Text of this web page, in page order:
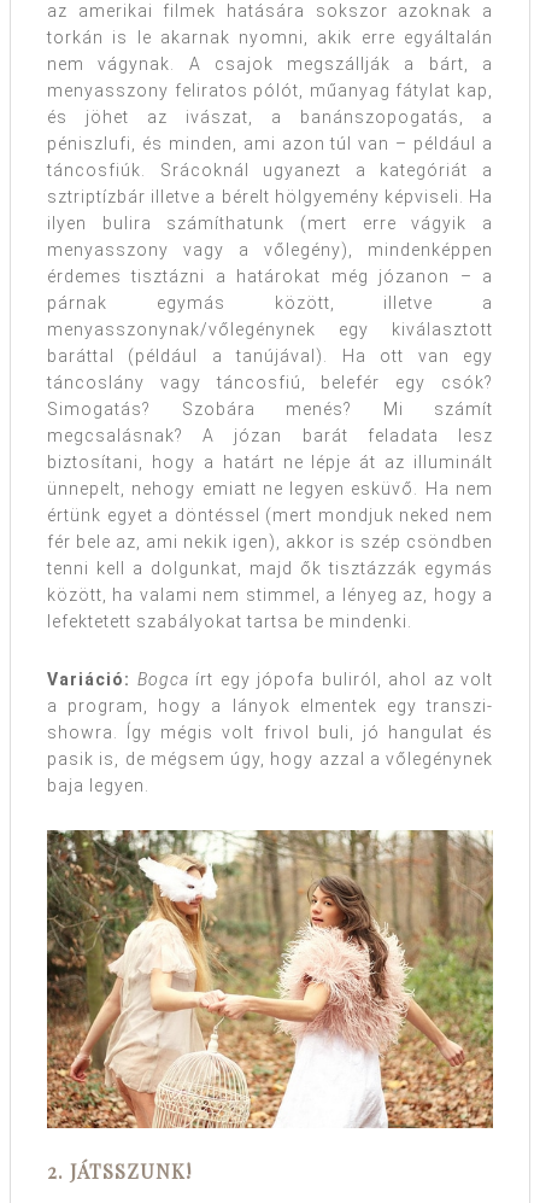
az amerikai filmek hatására sokszor azoknak a
torkán is le akarnak nyomni, akik erre egyáltalán
nem vágynak. A csajok megszállják a bárt, a
menyasszony feliratos pólót, műanyag fátylat kap,
és jöhet az ivászat, a banánszopogatás, a
péniszlufi, és minden, ami azon túl van – például a
táncosfiúk. Srácoknál ugyanezt a kategóriát a
sztriptízbár illetve a bérelt hölgyemény képviseli. Ha
ilyen bulira számíthatunk (mert erre vágyik a
menyasszony vagy a vőlegény), mindenképpen
érdemes tisztázni a határokat még józanon – a
párnak egymás között, illetve a
menyasszonynak/vőlegénynek egy kiválasztott
baráttal (például a tanújával). Ha ott van egy
táncoslány vagy táncosfiú, belefér egy csók?
Simogatás? Szobára menés? Mi számít
megcsalásnak? A józan barát feladata lesz
biztosítani, hogy a határt ne lépje át az illuminált
ünnepelt, nehogy emiatt ne legyen esküvő. Ha nem
értünk egyet a döntéssel (mert mondjuk neked nem
fér bele az, ami nekik igen), akkor is szép csöndben
tenni kell a dolgunkat, majd ők tisztázzák egymás
között, ha valami nem stimmel, a lényeg az, hogy a
lefektetett szabályokat tartsa be mindenki.
Variáció: Bogca írt egy jópofa buliról, ahol az volt
a program, hogy a lányok elmentek egy transzi-
showra. Így mégis volt frivol buli, jó hangulat és
pasik is, de mégsem úgy, hogy azzal a vőlegénynek
baja legyen.
2. JÁTSSZUNK!